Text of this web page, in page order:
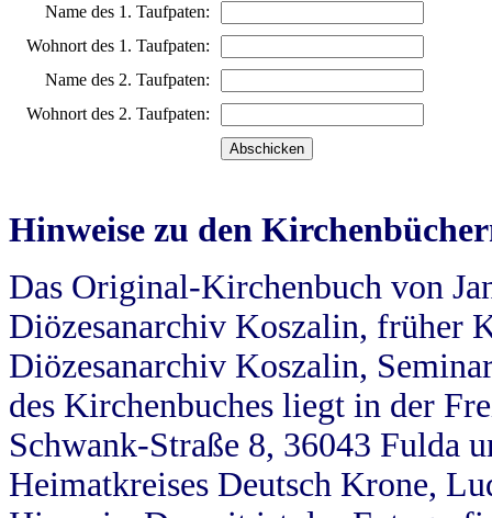
Name des 1. Taufpaten:
Wohnort des 1. Taufpaten:
Name des 2. Taufpaten:
Wohnort des 2. Taufpaten:
Hinweise zu den
Das Original-Kirchenbuch von
Diözesanarchiv Koszalin, früher
Diözesanarchiv Koszalin,
des Kirchenbuches liegt in der
Schwank-Straße 8, 36043 Fulda
Heimatkreises Deutsch Krone,